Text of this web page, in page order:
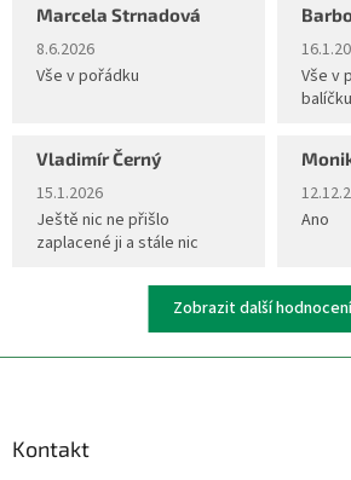
Marcela Strnadová
Hodnocení obchodu je 5 z 5 hvězdiček.
8.6.2026
Vše v pořádku
Vše v
Vladimír Černý
Hodnocení obchodu je 5 z 5 hvězdiček.
15.1.2026
Ještě nic ne přišlo
zaplacené ji a stále nic
Ano
Zobrazit další hodnocení
Kontakt